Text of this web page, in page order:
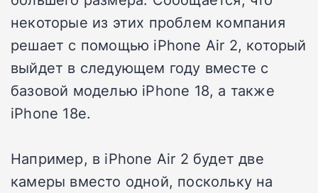
некоторые из этих проблем компания
решает с помощью iPhone Air 2, который
выйдет в следующем году вместе с
базовой моделью iPhone 18, а также
iPhone 18e.
Например, в iPhone Air 2 будет две
камеры вместо одной, поскольку на